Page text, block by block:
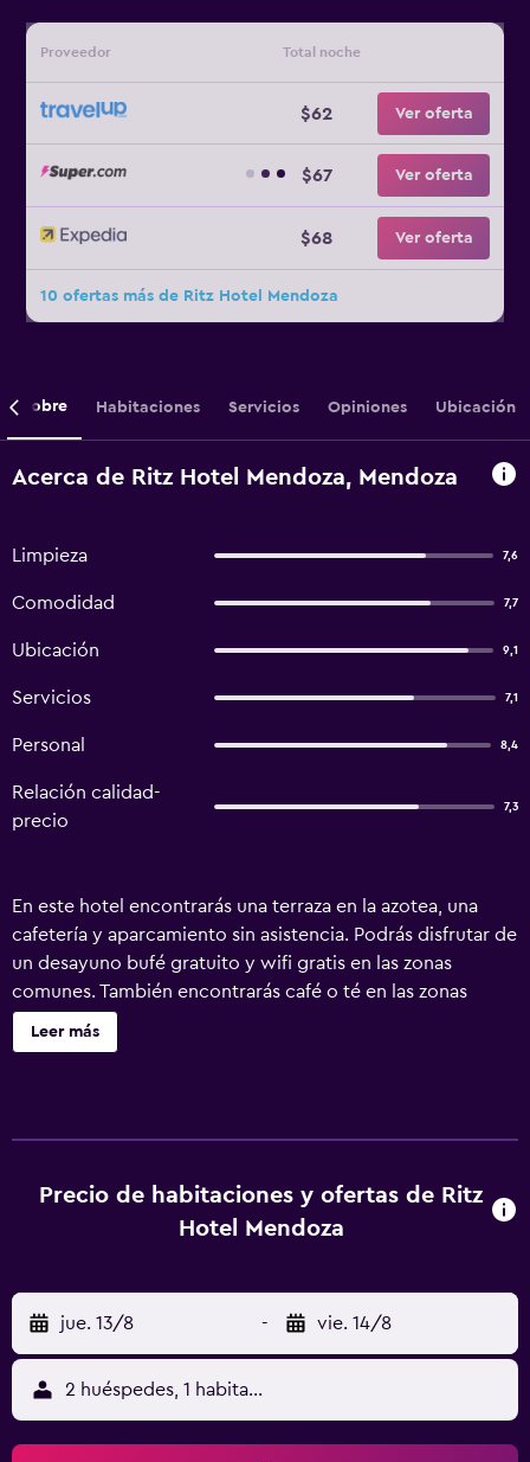
Proveedor Total noche
$62 Ver oferta
$67 Ver oferta
$68 Ver oferta
10 ofertas más de Ritz Hotel Mendoza
Sobre Habitaciones Servicios Opiniones Ubicación
Acerca de Ritz Hotel Mendoza, Mendoza
Limpieza 7,6
Comodidad 7,7
Ubicación 9,1
Servicios 7,1
Personal 8,4
Relación calidad-
precio
7,3
En este hotel encontrarás una terraza en la azotea, una
cafetería y aparcamiento sin asistencia. Podrás disfrutar de
un desayuno bufé gratuito y wifi gratis en las zonas
comunes. También encontrarás café o té en las zonas
comunes, una piscina de temporada y un centro de
negocios. Ritz Hotel Mendoza ofrece 39 alojamientos con
velocidad de 500 Mbps o más (para 6 personas o más, 10
dispositivos o más). Los servicios para las personas de
esparcimiento en este hotel incluyen piscina al aire libre
de temporada.
Leer más
Precio de habitaciones y ofertas de Ritz
Hotel Mendoza
jue. 13/8 - vie. 14/8
2 huéspedes, 1 habitación